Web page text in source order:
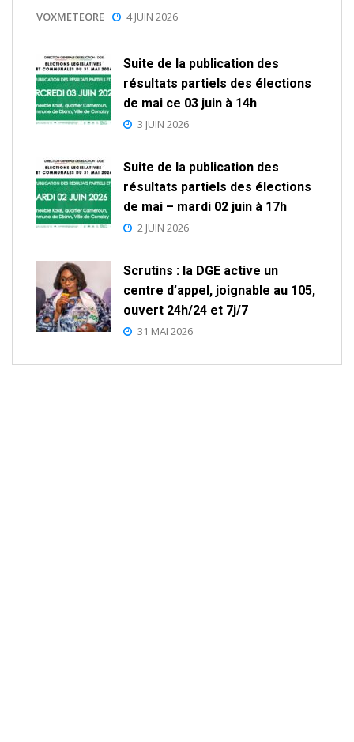
VOXMETEORE 4 JUIN 2026
Suite de la publication des
résultats partiels des élections
de mai ce 03 juin à 14h
3 JUIN 2026
Suite de la publication des
résultats partiels des élections
de mai – mardi 02 juin à 17h
2 JUIN 2026
Scrutins : la DGE active un
centre d’appel, joignable au 105,
ouvert 24h/24 et 7j/7
31 MAI 2026